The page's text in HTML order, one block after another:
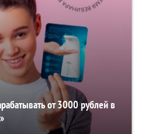
от 3000 рублей в